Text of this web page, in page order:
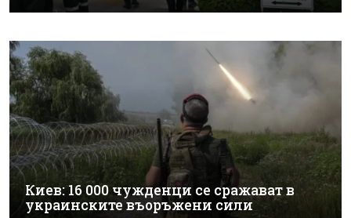
Киев: 16 000 чужденци се сражават в
украинските въоръжени сили